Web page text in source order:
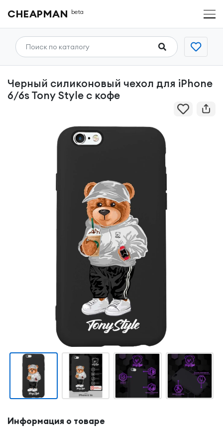
CHEAPMAN beta
Черный силиконовый чехол для iPhone
6/6s Tony Style с кофе
Информация о товаре